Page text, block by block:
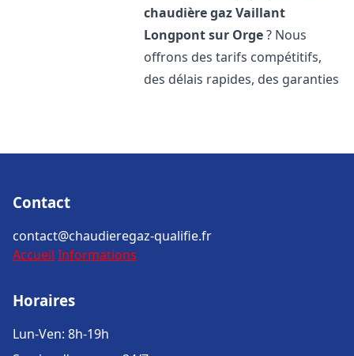
chaudière gaz Vaillant
Longpont sur Orge? Nous
offrons des tarifs compétitifs,
des délais rapides, des garanties
Contact
contact@chaudieregaz-qualifie.fr
Accueil Informations
Horaires
Lun-Ven: 8h-19h